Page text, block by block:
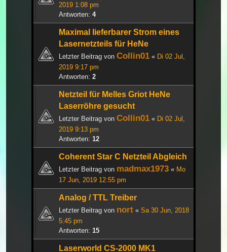
2019 1:08 pm
Antworten: 4
Maximal lieferbarer Strom eines
Lasernetzteils für HeNe
Letzter Beitrag von Collin01 « Di 02 Jul,
2019 9:17 pm
Antworten: 2
Netzteil für Melles Griot HeNe
Laserröhre gesucht
Letzter Beitrag von Collin01 « Di 02 Jul,
2019 9:13 pm
Antworten: 12
Coherent Star C Netzteil Abgleich
Letzter Beitrag von madmax1973 « Mo
17 Jun, 2019 12:55 pm
Analog / TTL Treiber
Letzter Beitrag von nort « Sa 30 Jun, 2018
5:45 pm
Antworten: 15
Laserworld CS-2000 MK1